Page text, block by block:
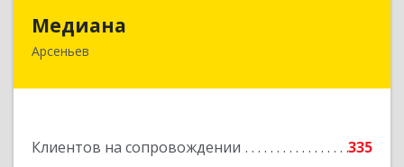
Медиана
Арсеньев
Клиентов на сопровождении
335